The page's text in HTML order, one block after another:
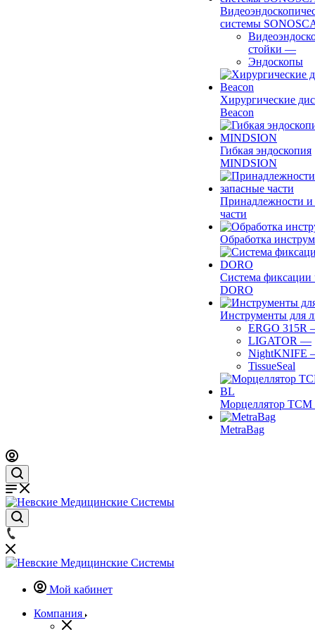
системы
стойки —
Эндоскопы
Хирургические
Beacon
Гибкая эндоскопия
MINDSION
Принадлежности и
части
Обработка
Система фиксации
DORO
Инструменты для
ERGO 315R
LIGATOR —
NightKNIFE
TissueSeal
Морцеллятор ТСМ
MetraBag
Мой кабинет
Компания